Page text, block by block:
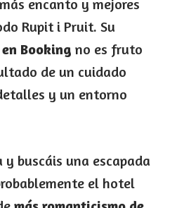
encanto y mejores
Rupit i Pruit. Su
en Booking no es fruto
de un cuidado
y un entorno
y buscáis una escapada
el hotel